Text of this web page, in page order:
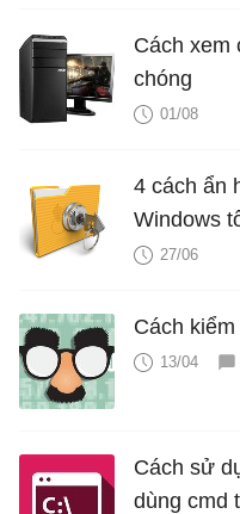
Cách xem
chóng
01/08
4 cách ẩn
Windows
phần mềm
27/06
Cách
13/04
Cách sử
dùng cmd